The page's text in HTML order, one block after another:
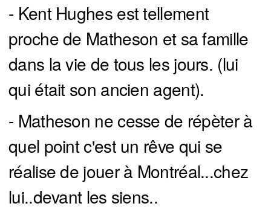
- Kent Hughes est tellement
proche de Matheson et sa famille
dans la vie de tous les jours. (lui
qui était son ancien agent).
- Matheson ne cesse de répèter à
quel point c'est un rêve qui se
réalise de jouer à Montréal...chez
lui..devant les siens..